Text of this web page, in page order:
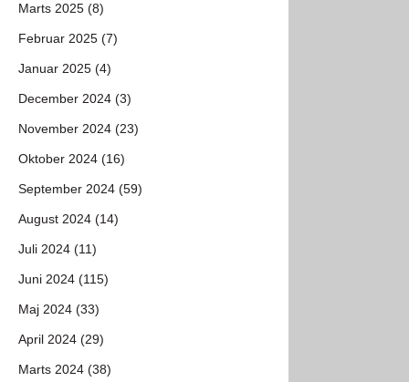
Marts 2025 (8)
Februar 2025 (7)
Januar 2025 (4)
December 2024 (3)
November 2024 (23)
Oktober 2024 (16)
September 2024 (59)
August 2024 (14)
Juli 2024 (11)
Juni 2024 (115)
Maj 2024 (33)
April 2024 (29)
Marts 2024 (38)